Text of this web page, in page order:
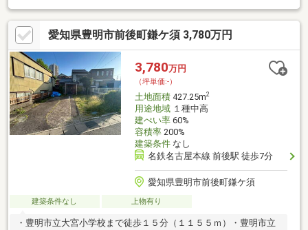
ド物件■住宅用地、事業用地向けの立地■建築条件付き土地ではご
ざいませんのでお好みのハウスメーカーや建築会社でご検討頂け
ます。【ライフインフォメーション】・大宮小学校まで約770ｍ
(徒歩10分)・豊明中学校まで約2600ｍ(徒歩33分)・フェルナ姥子
山店まで約830ｍ(徒歩11分)・セブンイレブン中京競馬場前店まで
約ｍ(徒歩5分)・ドラッグユタカ緑境松店まで約650ｍ(徒歩9分)・
藤田外科まで約330ｍ(徒歩5分)
愛知県豊明市前後町鎌ケ須 3,780万円
3,780万円
（坪単価:-）
土地面積427.25m2
用途地域１種中高
建ぺい率60%
容積率200%
建築条件なし
名鉄名古屋本線 前後駅 徒歩7分
愛知県豊明市前後町鎌ケ須
建築条件なし 上物有り
・豊明市立大宮小学校まで徒歩１５分（１１５５ｍ）・豊明市立